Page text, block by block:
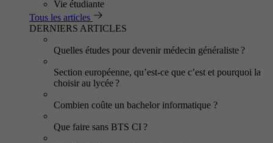
Vie étudiante
Tous les articles
DERNIERS ARTICLES
Quelles études pour devenir médecin généraliste ?
Section européenne, qu’est-ce que c’est et pourquoi la
choisir au lycée ?
Combien coûte un bachelor informatique ?
Que faire sans BTS CI ?